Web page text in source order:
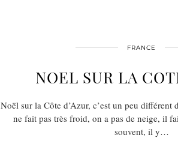
FRANCE
NOEL SUR LA
Noël sur la Côte d’Azur, c’est un peu
ne fait pas très froid, on a pas de neige, il
souvent, il y…